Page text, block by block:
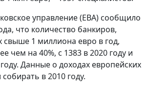
управление (EBA) сообщило
что количество банкиров,
1 миллиона евро в год,
чем на 40%, с 1383 в 2020 году и
Данные о доходах европейских
в 2010 году.